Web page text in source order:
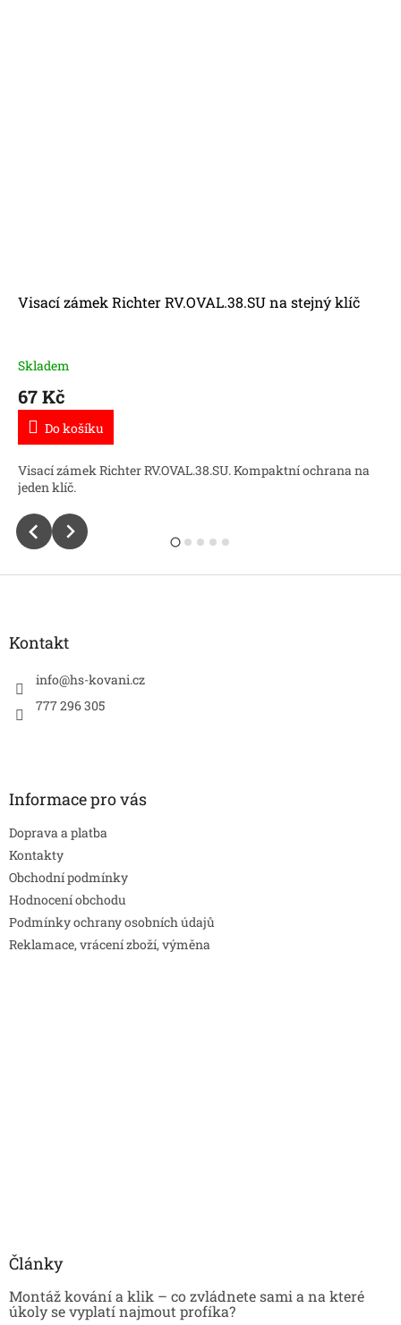
Visací zámek Richter RV.OVAL.38.SU na stejný klíč
Skladem
67 Kč
Do košíku
Visací zámek Richter RV.OVAL.38.SU. Kompaktní ochrana na
jeden klíč.
Z
Kontakt
info@hs-kovani.cz
777 296 305
Informace pro vás
Doprava a platba
Kontakty
Obchodní podmínky
Hodnocení obchodu
Podmínky ochrany osobních údajů
Reklamace, vrácení zboží, výměna
Články
Montáž kování a klik – co zvládnete sami a na které
úkoly se vyplatí najmout profíka?